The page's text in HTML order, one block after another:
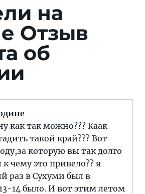
на
Отзыв
об
как так можно??? Каак
такой край??? Вот
которую вы так долго
чему это привело?? я
раз в Сухуми был в
14 было. И вот этим летом